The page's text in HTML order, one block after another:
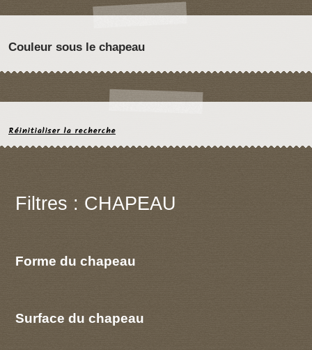
Couleur sous le chapeau
Réinitialiser la recherche
Filtres : CHAPEAU
Forme du chapeau
Surface du chapeau